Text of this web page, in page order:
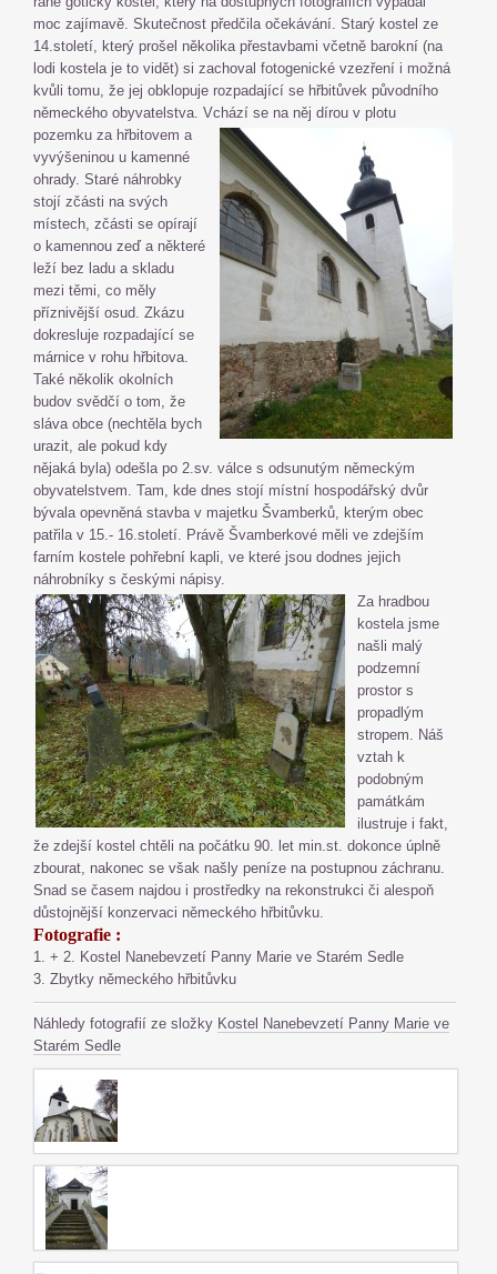
moc zajímavě. Skutečnost předčila očekávání. Starý kostel ze
14.století, který prošel několika přestavbami včetně barokní (na
lodi kostela je to vidět) si zachoval fotogenické vzezření i možná
kvůli tomu, že jej obklopuje rozpadající se hřbitůvek původního
německého obyvatelstva. Vchází se na něj dírou v plotu
pozemku za hřbitovem a
vyvýšeninou u kamenné
ohrady. Staré náhrobky
stojí zčásti na svých
místech, zčásti se opírají
o kamennou zeď a některé
leží bez ladu a skladu
mezi těmi, co měly
příznivější osud. Zkázu
dokresluje rozpadající se
márnice v rohu hřbitova.
Také několik okolních
budov svědčí o tom, že
sláva obce (nechtěla bych
urazit, ale pokud kdy
nějaká byla) odešla po 2.sv. válce s odsunutým německým
obyvatelstvem. Tam, kde dnes stojí místní hospodářský dvůr
bývala opevněná stavba v majetku Švamberků, kterým obec
patřila v 15.- 16.století. Právě Švamberkové měli ve zdejším
farním kostele pohřební kapli, ve které jsou dodnes jejich
náhrobníky s českými nápisy.
Za hradbou
kostela jsme
našli malý
podzemní
prostor s
propadlým
stropem. Náš
vztah k
podobným
památkám
ilustruje i fakt,
že zdejší kostel chtěli na počátku 90. let min.st. dokonce úplně
zbourat, nakonec se však našly peníze na postupnou záchranu.
Snad se časem najdou i prostředky na rekonstrukci či alespoň
důstojnější konzervaci německého hřbitůvku.
Fotografie :
1. + 2. Kostel Nanebevzetí Panny Marie ve Starém Sedle
3. Zbytky německého hřbitůvku
Náhledy fotografií ze složky Kostel Nanebevzetí Panny Marie ve
Starém Sedle